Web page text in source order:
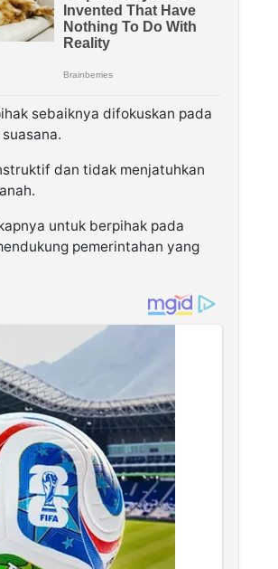
sebaiknya difokuskan pada
dan tidak menjatuhkan
untuk berpihak pada
pemerintahan yang